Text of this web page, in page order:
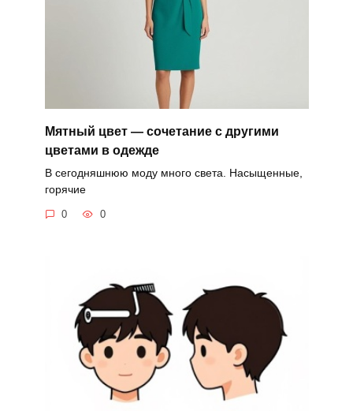
Мятный цвет — сочетание с другими
цветами в одежде
В сегодняшнюю моду много света. Насыщенные,
горячие
0 0